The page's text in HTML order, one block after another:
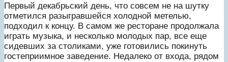
Первый декабрьский день, что совсем не на шутку
отметился разыгравшейся холодной метелью,
подходил к концу. В самом же ресторане продолжала
играть музыка, и несколько молодых пар, все еще
сидевших за столиками, уже готовились покинуть
гостеприимное заведение. Недалеко от входа, рядом